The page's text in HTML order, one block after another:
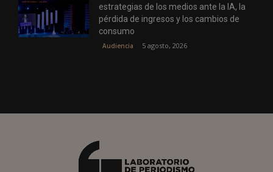
estrategias de los medios ante la IA, la
pérdida de ingresos y los cambios de
consumo
Audiencia 5 agosto, 2026